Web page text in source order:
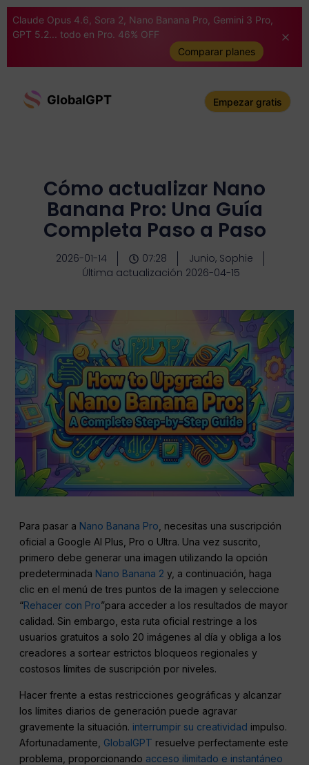
Claude Opus 4.6, Sora 2, Nano Banana Pro, Gemini 3 Pro,
GPT 5.2... todo en Pro. 46% OFF
Comparar planes
GlobalGPT Empezar gratis
Cómo actualizar Nano
Banana Pro: Una Guía
Completa Paso a Paso
2026-01-14 07:28
Junio, Sophie
Última actualización 2026-04-15
Para pasar a Nano Banana Pro , necesitas una suscripción
oficial a Google AI Plus, Pro o Ultra. Una vez suscrito,
primero debe generar una imagen utilizando la opción
predeterminada Nano Banana 2 y, a continuación, haga
clic en el menú de tres puntos de la imagen y seleccione
“Rehacer con Pro”para acceder a los resultados de mayor
calidad. Sin embargo, esta ruta oficial restringe a los
usuarios gratuitos a solo 20 imágenes al día y obliga a los
creadores a sortear estrictos bloqueos regionales y
costosos límites de suscripción por niveles.
Hacer frente a estas restricciones geográficas y alcanzar
los límites diarios de generación puede agravar
gravemente la situación. interrumpir su creatividad impulso.
Afortunadamente, GlobalGPT resuelve perfectamente este
problema, proporcionando acceso ilimitado e instantáneo